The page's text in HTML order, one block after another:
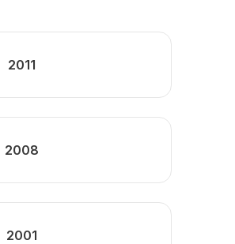
2011
2008
2001